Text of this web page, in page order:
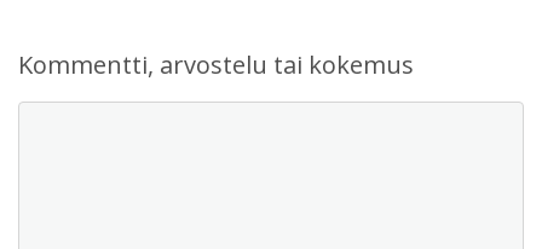
Kommentti, arvostelu tai kokemus